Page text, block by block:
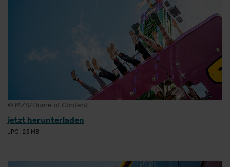
© MZS/Home of Content
jetzt herunterladen
JPG 25 MB